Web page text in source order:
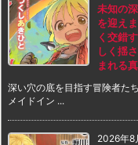
未知の
を迎え
く交錯
しく揺
まれる
深い穴の底を目指す冒険者た
メイドイン ...
2026年8